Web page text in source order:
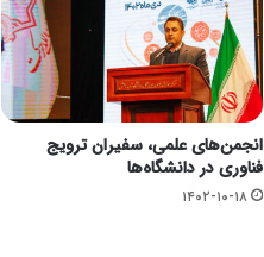
انجمن‌های علمی، سفیران ترویج
فناوری در دانشگاه‌ها
۱۴۰۲-۱۰-۱۸